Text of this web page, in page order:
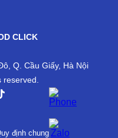
CLICK
Q. Cầu Giấy, Hà Nội
reserved.
định chung